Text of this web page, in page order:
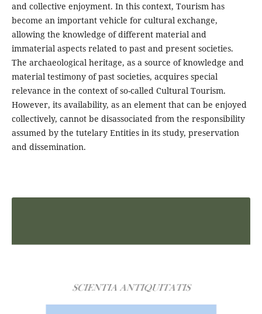
and collective enjoyment. In this context, Tourism has
become an important vehicle for cultural exchange,
allowing the knowledge of different material and
immaterial aspects related to past and present societies.
The archaeological heritage, as a source of knowledge and
material testimony of past societies, acquires special
relevance in the context of so-called Cultural Tourism.
However, its availability, as an element that can be enjoyed
collectively, cannot be disassociated from the responsibility
assumed by the tutelary Entities in its study, preservation
and dissemination.